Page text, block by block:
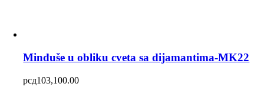
Minđuše u obliku cveta sa dijamantima-MK22
рсд103,100.00